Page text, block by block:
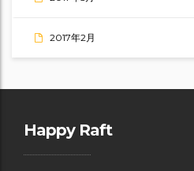
2017年2月
Happy Raft